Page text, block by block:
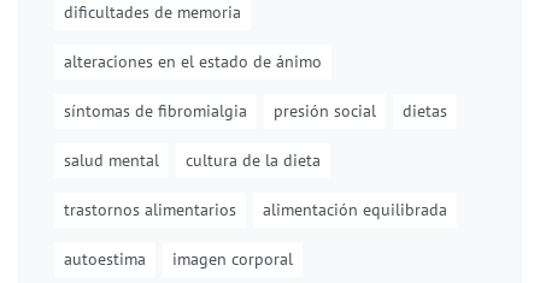
dificultades de memoria
alteraciones en el estado de ánimo
síntomas de fibromialgia presión social dietas
salud mental cultura de la dieta
trastornos alimentarios alimentación equilibrada
autoestima imagen corporal